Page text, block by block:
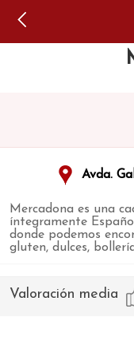
Avda.
Mercadona es una
íntegramente
donde podemos
gluten, dulces,
Valoración media
authorized to show
ID 546ddaab-b478-
the domain group in